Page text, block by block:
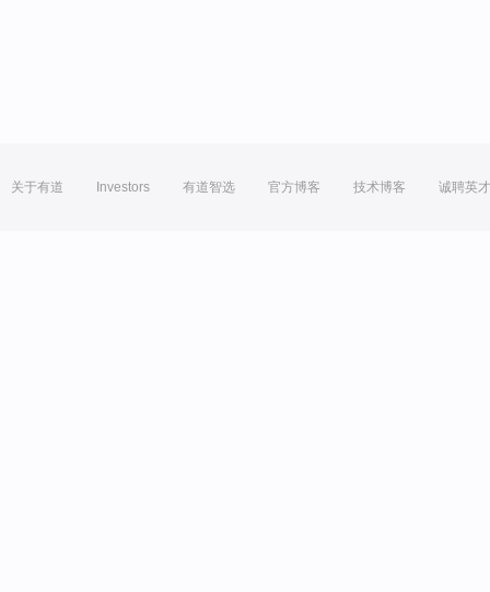
关于有道 Investors 有道智选 官方博客 技术博客 诚聘英才